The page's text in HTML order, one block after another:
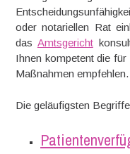
oder notariellen Rat
das Amtsgericht
Ihnen kompetent die
Maßnahmen empfehlen.
Die geläufigsten